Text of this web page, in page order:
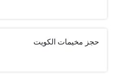
حجز مخيمات الكويت